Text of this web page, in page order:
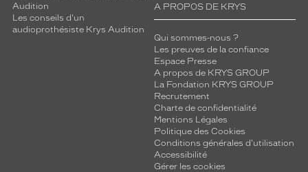
Audition
Les conseils d'un
audioprothésiste Krys Audition
A PROPOS DE KRYS
Qui sommes-nous ?
Les preuves de la confiance
Espace Presse
A propos de KRYS GROUP
La Fondation KRYS GROUP
Recrutement
Charte de confidentialité
Mentions Légales
Politique des Cookies
Conditions générales d'utilisation
Accessibilité
Gérer les cookies